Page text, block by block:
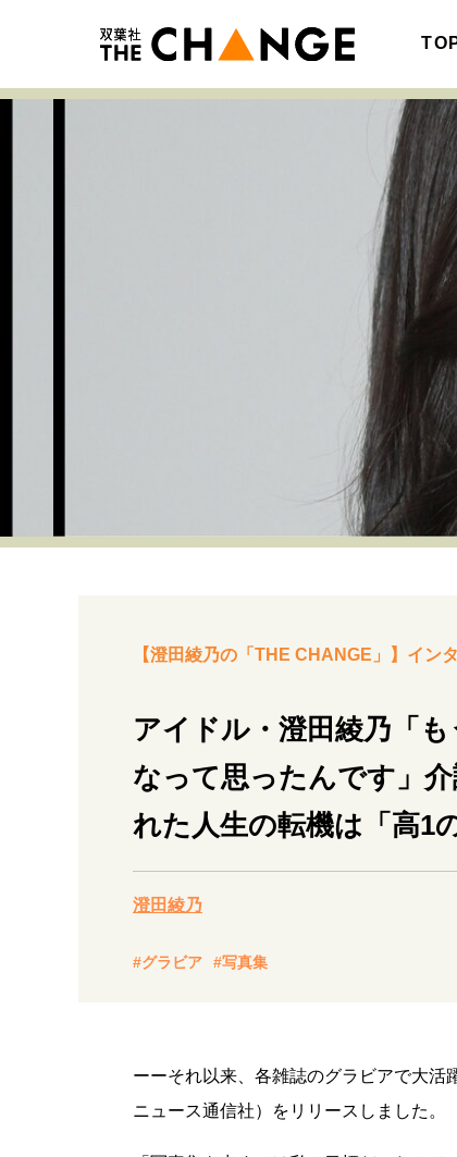
注目の記事テーマで探す
社会・カルチャー・マネー
【澄田綾乃の「THE CHANGE」】イン
アイドル・澄田綾乃「
なって思ったんです」
れた人生の転機は「高1
澄田綾乃
#グラビア #写真集
ーーそれ以来、各雑誌のグラビアで大
ニュース通信社）をリリースしました。